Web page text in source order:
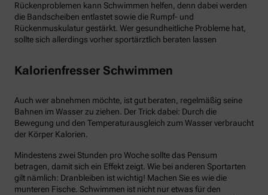
Rückenproblemen kann Schwimmen helfen, denn dabei werden
die Bandscheiben entlastet sowie die Rumpf- und
Rückenmuskulatur gestärkt. Wer gesundheitliche Probleme hat,
sollte sich allerdings vorher sportärztlich beraten lassen
Kalorienfresser Schwimmen
Auch wer abnehmen möchte, ist gut beraten, regelmäßig seine
Bahnen im Wasser zu ziehen. Der Trick dabei: Durch die
Bewegung und den Temperaturausgleich zum Wasser verbraucht
der Körper Kalorien.
Mindestens zwei Stunden pro Woche sollte das Pensum
betragen, damit sich ein Effekt zeigt. Wie bei anderen Sportarten
gilt nämlich: Dranbleiben ist wichtig! Machen Sie es wie die
munteren Fische. Schwimmen ist nicht nur etwas für den